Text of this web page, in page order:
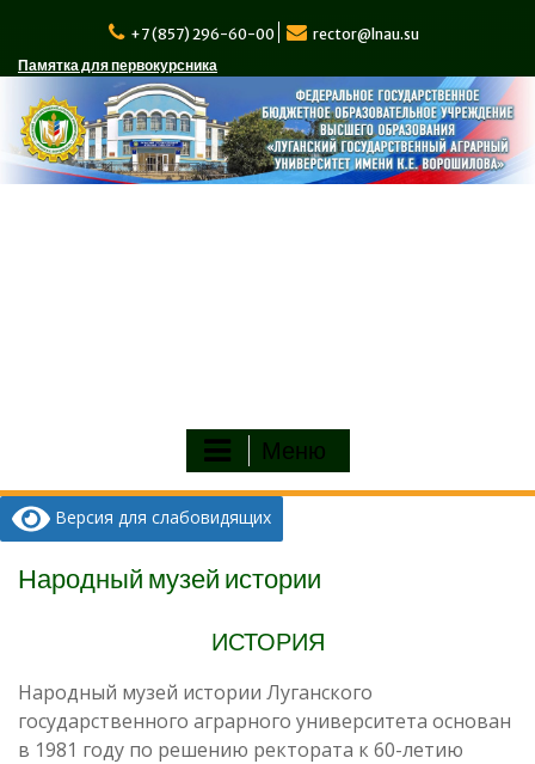
содержимому
+7 (857) 296-60-00
rector@lnau.su
Памятка для первокурсника
Меню
Версия для слабовидящих
Народный музей истории
ИСТОРИЯ
Народный музей истории Луганского
государственного аграрного университета основан
в 1981 году по решению ректората к 60-летию